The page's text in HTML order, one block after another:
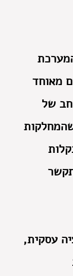
מאוחד
של
עסקית,